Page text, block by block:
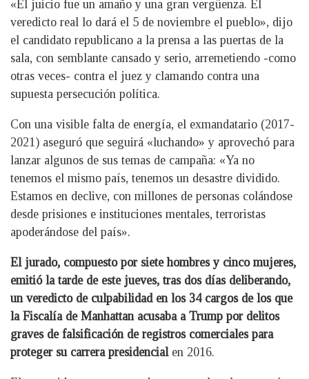
«El juicio fue un amaño y una gran vergüenza. El
veredicto real lo dará el 5 de noviembre el pueblo», dijo
el candidato republicano a la prensa a las puertas de la
sala, con semblante cansado y serio, arremetiendo -como
otras veces- contra el juez y clamando contra una
supuesta persecución política.
Con una visible falta de energía, el exmandatario (2017-
2021) aseguró que seguirá «luchando» y aprovechó para
lanzar algunos de sus temas de campaña: «Ya no
tenemos el mismo país, tenemos un desastre dividido.
Estamos en declive, con millones de personas colándose
desde prisiones e instituciones mentales, terroristas
apoderándose del país».
El jurado, compuesto por siete hombres y cinco mujeres,
emitió la tarde de este jueves, tras dos días deliberando,
un veredicto de culpabilidad en los 34 cargos de los que
la Fiscalía de Manhattan acusaba a Trump por delitos
graves de falsificación de registros comerciales para
proteger su carrera presidencial en 2016.